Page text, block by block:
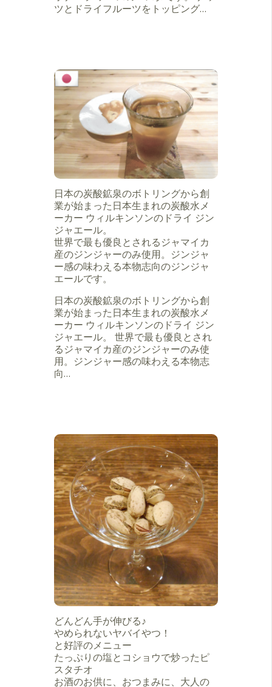
ツとドライフルーツをトッピング…
日本の炭酸鉱泉のボトリングから創
業が始まった日本生まれの炭酸水メ
ーカー ウィルキンソンのドライ ジン
ジャエール。
世界で最も優良とされるジャマイカ
産のジンジャーのみ使用。ジンジャ
ー感の味わえる本物志向のジンジャ
エールです。
日本の炭酸鉱泉のボトリングから創
業が始まった日本生まれの炭酸水メ
ーカー ウィルキンソンのドライ ジン
ジャエール。 世界で最も優良とされ
るジャマイカ産のジンジャーのみ使
用。ジンジャー感の味わえる本物志
向…
どんどん手が伸びる♪
やめられないヤバイやつ！
と好評のメニュー
たっぷりの塩とコショウで炒ったピ
スタチオ
お酒のお供に、おつまみに、大人の